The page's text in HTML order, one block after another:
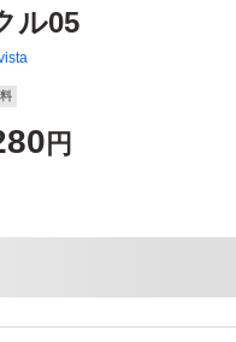
ル05
円